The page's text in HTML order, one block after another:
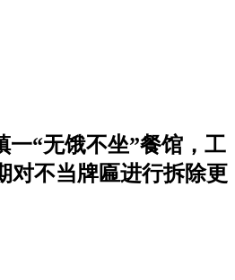
一“无饿不坐”餐馆，工
对不当牌匾进行拆除更